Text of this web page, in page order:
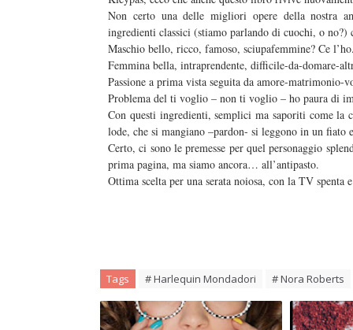
Non certo una delle migliori opere della nostra
ingredienti classici (stiamo parlando di cuochi, o no?)
Maschio bello, ricco, famoso, sciupafemmine? Ce l’ho.
Femmina bella, intraprendente, difficile-da-domare-
Passione a prima vista seguita da amore-matrimonio-
Problema del ti voglio – non ti voglio – ho paura di
Con questi ingredienti, semplici ma saporiti come la
lode, che si mangiano –pardon- si leggono in un fiato
Certo, ci sono le premesse per quel personaggio
prima pagina, ma siamo ancora… all’antipasto.
Ottima scelta per una serata noiosa, con la TV
Tags # Harlequin Mondadori # Nora Roberts